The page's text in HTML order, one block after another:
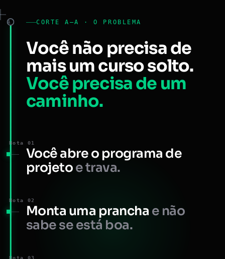
A CORTE A–A · O PROBLEMA
Você não precisa de
mais um curso solto.
Você precisa de um
caminho.
Nota 01
Você abre o programa de
projetoe trava.
Nota 02
Monta uma prancha e não
sabe se está boa.
Nota 03